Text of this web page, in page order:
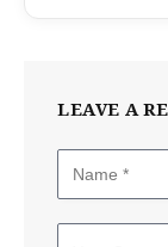
LEAVE A